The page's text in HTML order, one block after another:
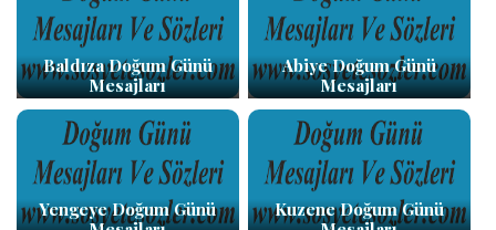
Baldıza Doğum Günü
Mesajları
Abiye Doğum Günü
Mesajları
Yengeye Doğum Günü
Kuzene Doğum Günü